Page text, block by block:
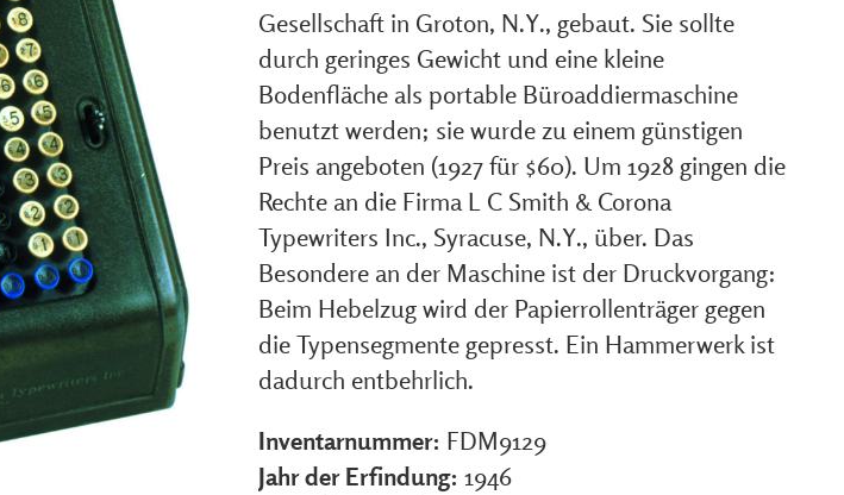
Gesellschaft in Groton, N.Y., gebaut. Sie sollte
durch geringes Gewicht und eine kleine
Bodenfläche als portable Büroaddiermaschine
benutzt werden; sie wurde zu einem günstigen
Preis angeboten (1927 für $60). Um 1928 gingen die
Rechte an die Firma L C Smith & Corona
Typewriters Inc., Syracuse, N.Y., über. Das
Besondere an der Maschine ist der Druckvorgang:
Beim Hebelzug wird der Papierrollenträger gegen
die Typensegmente gepresst. Ein Hammerwerk ist
dadurch entbehrlich.
Inventarnummer: FDM9129
Jahr der Erfindung: 1946